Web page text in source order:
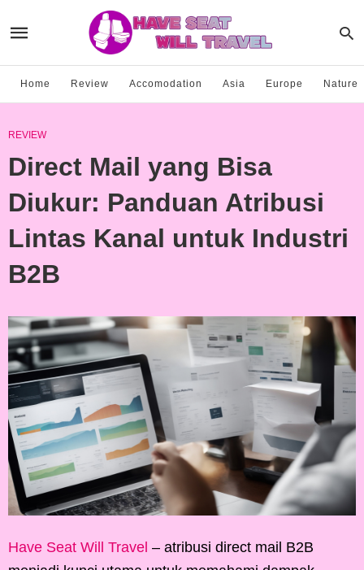
Home Review Accomodation Asia Europe Nature
REVIEW
Direct Mail yang Bisa
Diukur: Panduan Atribusi
Lintas Kanal untuk Industri
B2B
Have Seat Will Travel – atribusi direct mail B2B